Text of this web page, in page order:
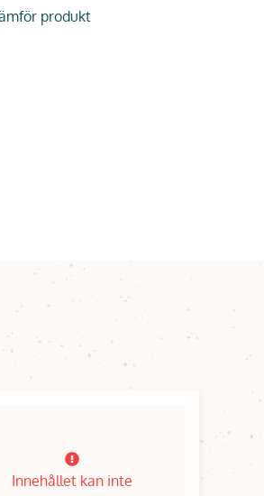
produkt
Innehållet kan inte